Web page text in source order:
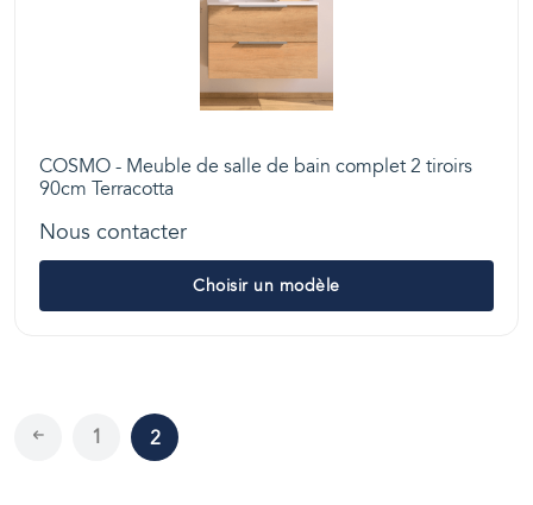
COSMO - Meuble de salle de bain complet 2 tiroirs
90cm Terracotta
Nous contacter
Choisir un modèle
1 2